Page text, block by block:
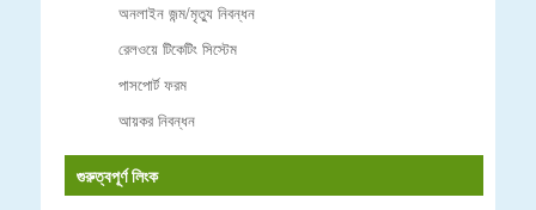
অনলাইন জন্ম/মৃত্যু নিবন্ধন
রেলওয়ে টিকেটিং সিস্টেম
পাসপোর্ট ফরম
আয়কর নিবন্ধন
গুরুত্বপূর্ণ লিংক